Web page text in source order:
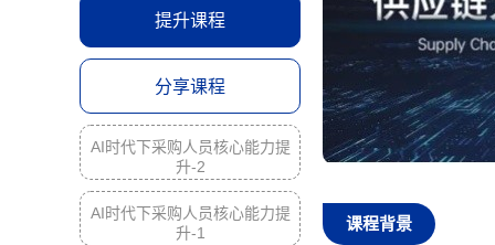
提升课程
分享课程
AI时代下采购人员核心能力提
升-2
AI时代下采购人员核心能力提
升-1
课程背景